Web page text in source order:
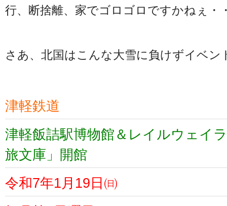
行、断捨離、家でゴロゴロですかねぇ・
さあ、北国はこんな大雪に負けずイベン
津軽鉄道
津軽飯詰駅博物館＆レイルウェイ
旅文庫」開館
令和7年1月19日㈰